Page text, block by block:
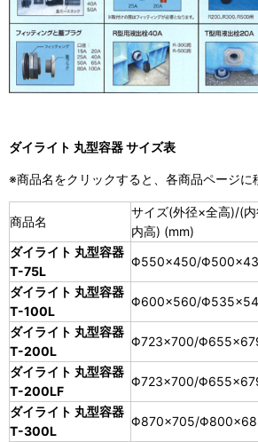
ダイライト 丸型容器 サイズ表
※商品名をクリックすると、各商品ページに
商品名
サイズ(外径×全高)/(
内高) (mm)
ダイライト 丸型容器
T-75L
Φ550×450/
ダイライト 丸型容器
T-100L
Φ600×560/
ダイライト 丸型容器
T-200L
Φ723×700/
ダイライト 丸型容器
T-200LF
Φ723×700/
ダイライト 丸型容器
T-300L
Φ870×705/